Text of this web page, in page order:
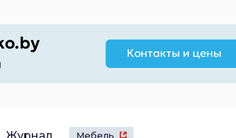
Журнал Мебель